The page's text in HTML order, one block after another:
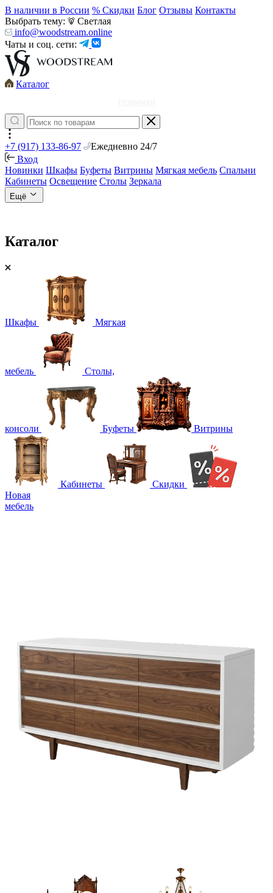
В наличии в России % Скидки Блог Отзывы Контакты
Выбрать тему:
Светлая
info@woodstream.online
Чаты и соц. сети:
Каталог
+7 (917) 133-86-97
Ежедневно 24/7
Вход
Новинки Шкафы Буфеты Витрины Мягкая мебель Спальни
Кабинеты Освещение Столы Зеркала
Ещё
Каталог
Шкафы Мягкая
мебель Столы,
консоли Буфеты Витрины
Кабинеты
Скидки
Новая
мебель